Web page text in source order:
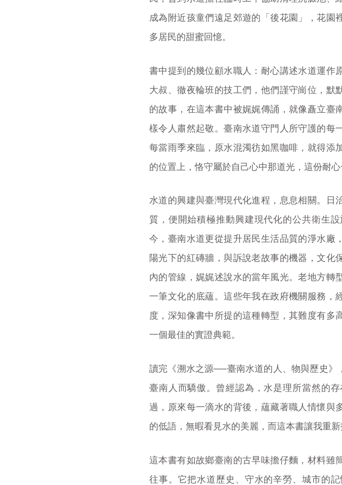
成為附近孩童們遠足郊遊的「後花園」，花園
多居民的甜蜜回憶。
書中提到的幾位顧水職人：耐心講述水道運作
大叔、徹夜輪班的技工們，他們謹守崗位，默
的故事，在這本書中被娓娓傳誦，就像矗立臺
樣令人肅然起敬。臺南水道守門人所守護的每
每當雨季來臨，原水混濁彷如黑咖啡，就得添
的位置上，恪守屬於自己心中那道光，這份耐心
水道的興建與臺灣現代化進程，息息相關。日
質，便開始積極推動興建現代化的公共衛生
今，臺南水道更從提升居民生活品質的淨水廠
陽光下的紅磚牆，與訴說老故事的機器，文化
內的管線，娓娓述說水的當年風光。老地方轉
一筆文化的底蘊。這些年我在政府機關服務，
度，深知像書中所提的這種轉型，其難度有多
一個最佳的實證典範。
讀完《溯水之源──臺南水道的人、物與歷史》
臺南人而驕傲。曾經認為，水是理所當然的
過，原來每一滴水的背後，蘊藏著職人情懷與
的低語，無暇看見水的美麗，而這本書讓我重
這本書有如故鄉臺南的古早味擔仔麵，材料雖
往事。它把水道歷史、守水的辛勞、城市的